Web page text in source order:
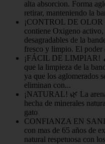
alta absorcion. Forma
retirar, manteniendo la
¡CONTROL DE
contiene Oxigeno
desagradables de la
fresco y limpio. El poder
¡FÁCIL DE LIMPIAR!
que la limpieza de la
ya que los aglomerados
eliminan con...
¡NATURAL! 🌿 La
hecha de minerales
gato
CONFIANZA EN
con mas de 65 años de
natural respetuosa con